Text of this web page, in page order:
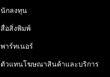
นักลงทุน
สื่อสิ่งพิมพ์
พาร์ทเนอร์
ตัวแทนโฆษณาสินค้าและบริการ